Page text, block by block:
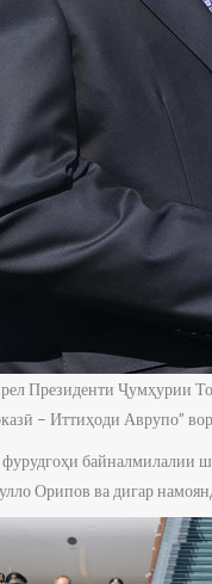
Президенти Ҷумҳурии
– Иттиҳоди Аврупо”
байналмилалии
Орипов ва дигар